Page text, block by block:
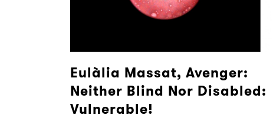
Eulàlia Massat, Avenger:
Neither Blind Nor Disabled:
Vulnerable!